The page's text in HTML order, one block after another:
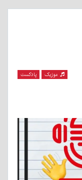
موزیک پادکست